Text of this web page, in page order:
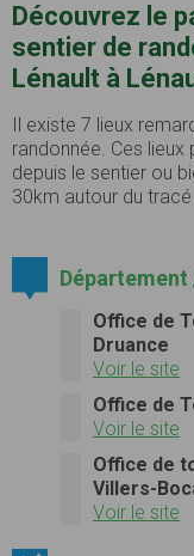
Découvrez le
sentier de
Lénault à
Il existe 7 lieux
randonnée. Ces
depuis le sentier ou
30km autour du
Office de
Druance
Voir le site
Office de
Voir le site
Office de
Villers-
Voir le site